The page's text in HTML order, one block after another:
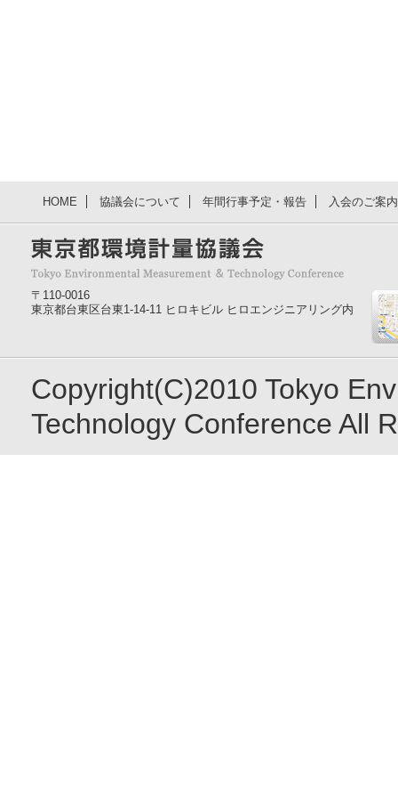
HOME 協議会について 年間行事予定・報告 入会のご案
〒110-0016
東京都台東区台東1-14-11 ヒロキビル ヒロエンジニアリング内
Copyright(C)2010 Tokyo
Technology Conference All